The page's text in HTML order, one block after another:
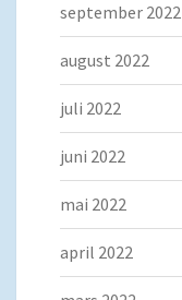
september 2022
august 2022
juli 2022
juni 2022
mai 2022
april 2022